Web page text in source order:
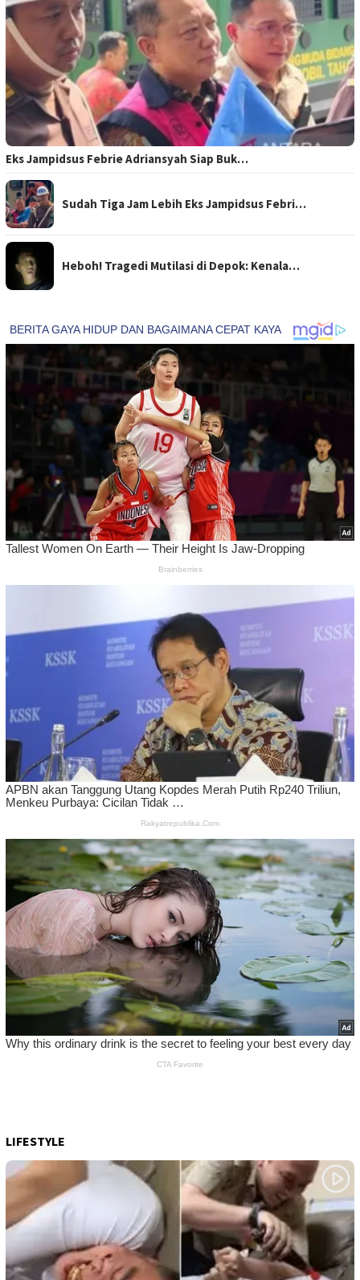
Eks Jampidsus Febrie Adriansyah Siap Buk…
Sudah Tiga Jam Lebih Eks Jampidsus Febri…
Heboh! Tragedi Mutilasi di Depok: Kenala…
LIFESTYLE